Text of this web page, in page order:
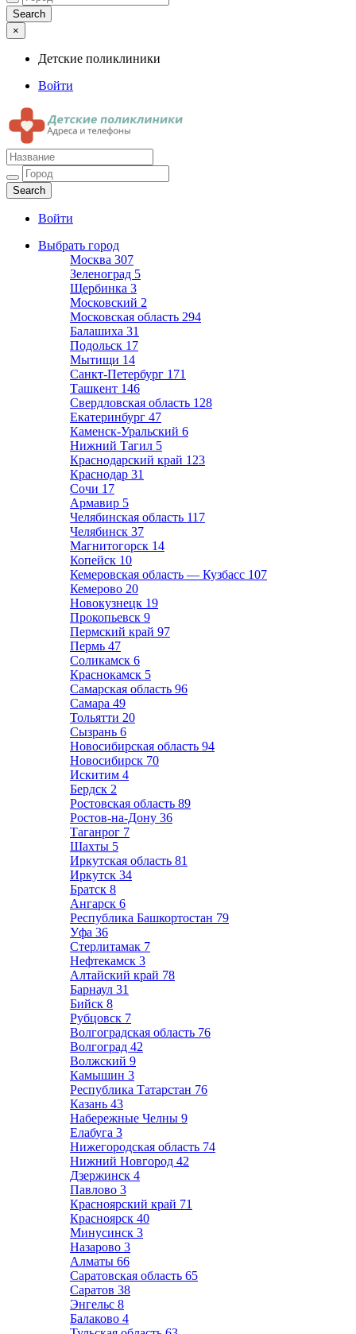
×
Детские поликлиники
Войти
Детские поликлиники
Адреса и телефоны поликлиник
Войти
Выбрать город
Москва 307
Зеленоград 5
Щербинка 3
Московский 2
Московская область 294
Балашиха 31
Подольск 17
Мытищи 14
Санкт-Петербург 171
Ташкент 146
Свердловская область 128
Екатеринбург 47
Каменск-Уральский 6
Нижний Тагил 5
Краснодарский край 123
Краснодар 31
Сочи 17
Армавир 5
Челябинская область 117
Челябинск 37
Магнитогорск 14
Копейск 10
Кемеровская область — Кузбасс 107
Кемерово 20
Новокузнецк 19
Прокопьевск 9
Пермский край 97
Пермь 47
Соликамск 6
Краснокамск 5
Самарская область 96
Самара 49
Тольятти 20
Сызрань 6
Новосибирская область 94
Новосибирск 70
Искитим 4
Бердск 2
Ростовская область 89
Ростов-на-Дону 36
Таганрог 7
Шахты 5
Иркутская область 81
Иркутск 34
Братск 8
Ангарск 6
Республика Башкортостан 79
Уфа 36
Стерлитамак 7
Нефтекамск 3
Алтайский край 78
Барнаул 31
Бийск 8
Рубцовск 7
Волгоградская область 76
Волгоград 42
Волжский 9
Камышин 3
Республика Татарстан 76
Казань 43
Набережные Челны 9
Елабуга 3
Нижегородская область 74
Нижний Новгород 42
Дзержинск 4
Павлово 3
Красноярский край 71
Красноярск 40
Минусинск 3
Назарово 3
Алматы 66
Саратовская область 65
Саратов 38
Энгельс 8
Балаково 4